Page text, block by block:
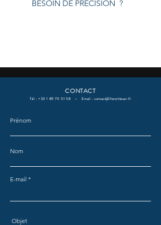
BESOIN DE PRECISION ?
CONTACT
Tél :+33 1 89 70 51 58 — Email :contact@frenchlaser.fr
Prénom
Nom
E-mail
Objet